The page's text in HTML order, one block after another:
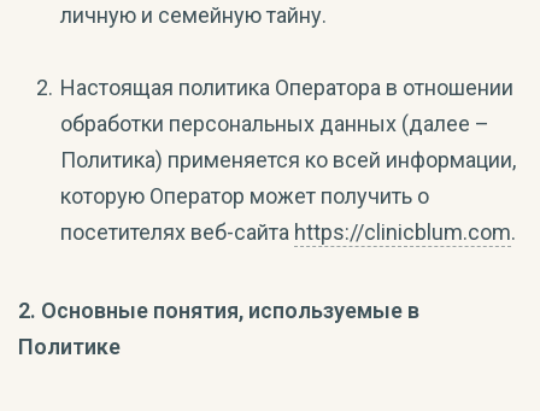
личную и семейную тайну.
Настоящая политика Оператора в отношении
обработки персональных данных (далее –
Политика) применяется ко всей информации,
которую Оператор может получить о
посетителях веб-сайта https://clinicblum.com.
2. Основные понятия, используемые в
Политике